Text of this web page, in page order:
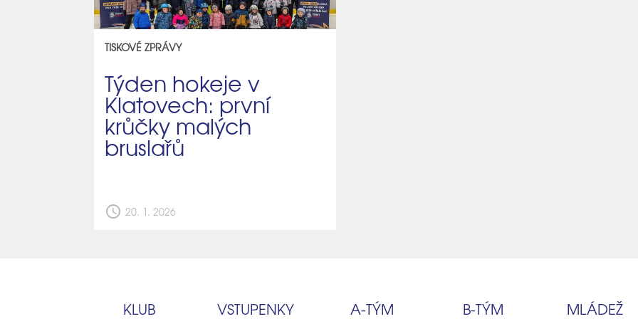
TISKOVÉ ZPRÁVY
Týden hokeje v
Klatovech: první
krůčky malých
bruslařů
schedule 20. 1. 2026
KLUB VSTUPENKY A‑TÝM B‑TÝM MLÁDEŽ